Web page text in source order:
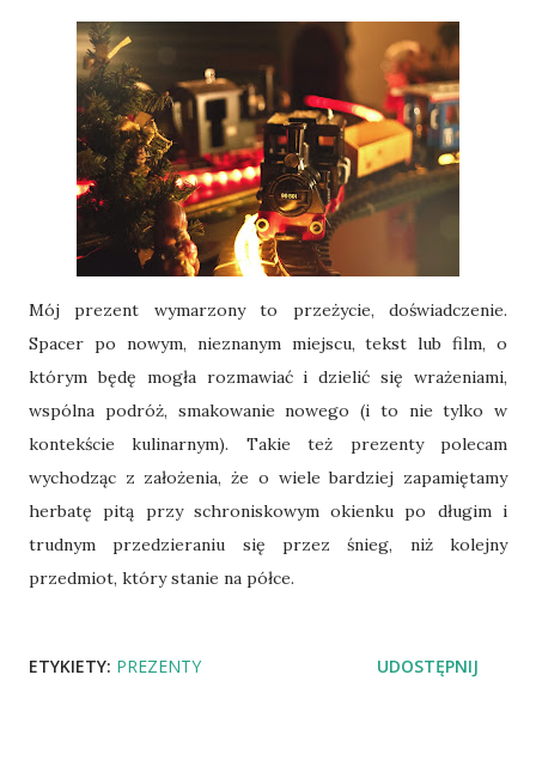
Mój prezent wymarzony to przeżycie, doświadczenie.
Spacer po nowym, nieznanym miejscu, tekst lub film, o
którym będę mogła rozmawiać i dzielić się wrażeniami,
wspólna podróż, smakowanie nowego (i to nie tylko w
kontekście kulinarnym). Takie też prezenty polecam
wychodząc z założenia, że o wiele bardziej zapamiętamy
herbatę pitą przy schroniskowym okienku po długim i
trudnym przedzieraniu się przez śnieg, niż kolejny
przedmiot, który stanie na półce.
ETYKIETY: PREZENTY UDOSTĘPNIJ